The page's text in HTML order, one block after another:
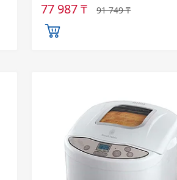
91 749 ₸
77 987 ₸